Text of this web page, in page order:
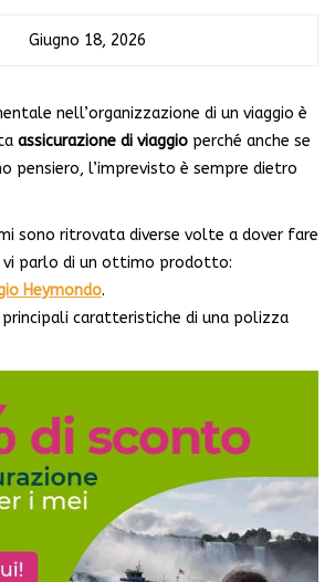
Giugno 18, 2026
nell’organizzazione di un viaggio è
assicurazione di viaggio perché anche se
pensiero, l’imprevisto è sempre dietro
sono ritrovata diverse volte a dover fare
vi parlo di un ottimo prodotto:
Heymondo.
principali caratteristiche di una polizza